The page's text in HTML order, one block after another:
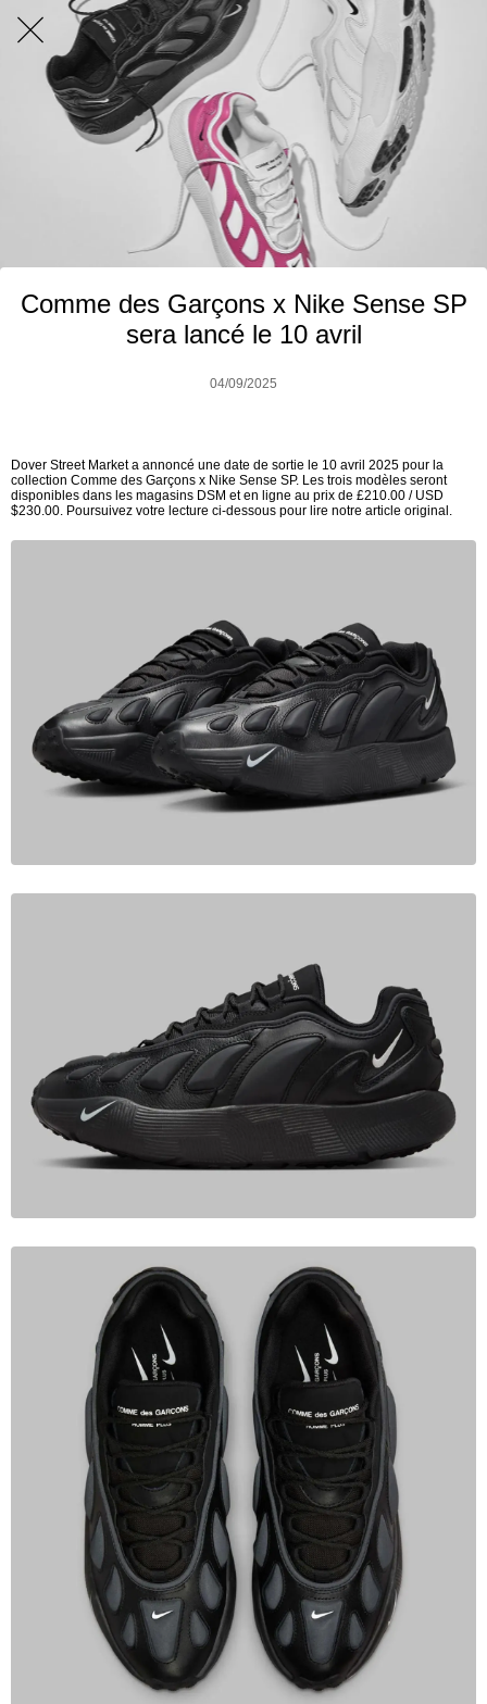
Comme des Garçons x Nike Sense SP
sera lancé le 10 avril
04/09/2025
Dover Street Market a annoncé une date de sortie le 10 avril 2025 pour la
collection Comme des Garçons x Nike Sense SP. Les trois modèles seront
disponibles dans les magasins DSM et en ligne au prix de £210.00 / USD
$230.00. Poursuivez votre lecture ci-dessous pour lire notre article original.